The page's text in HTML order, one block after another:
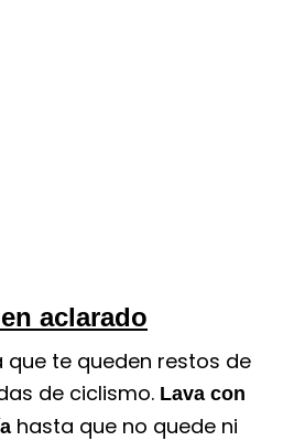
aclarado
te queden restos de
de ciclismo. Lava con
hasta que no quede ni